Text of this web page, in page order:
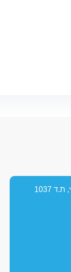
תומק בע״מ, מושב רגבה, הגליל המערבי, ת.ד 1037